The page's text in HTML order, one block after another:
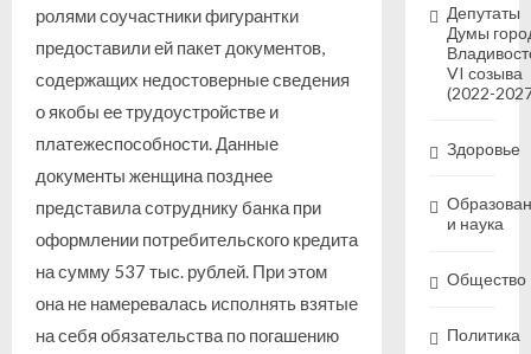
ролями соучастники фигурантки
предоставили ей пакет документов,
содержащих недостоверные сведения
о якобы ее трудоустройстве и
платежеспособности. Данные
документы женщина позднее
представила сотруднику банка при
оформлении потребительского кредита
на сумму 537 тыс. рублей. При этом
она не намеревалась исполнять взятые
на себя обязательства по погашению
Депутаты
Думы
VI созыва
(2022-
Здоровье
и наука
Общество
Политика